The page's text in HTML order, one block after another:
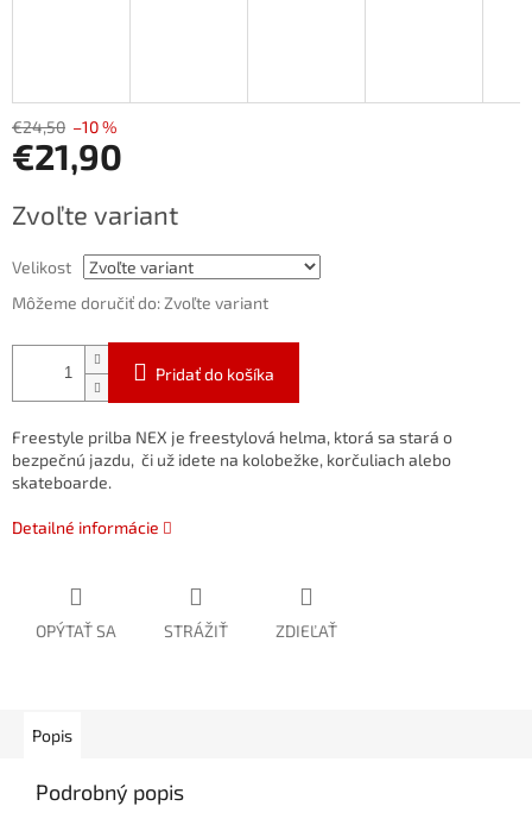
€24,50 –10 %
€21,90
cena:
Zvoľte variant
Velikost
Môžeme doručiť do: Zvoľte variant
Pridať do košíka
Freestyle prilba NEX je freestylová helma, ktorá sa stará o
bezpečnú jazdu, či už idete na kolobežke, korčuliach alebo
skateboarde.
Detailné informácie
OPÝTAŤ SA STRÁŽIŤ ZDIEĽAŤ
Popis
Podrobný popis